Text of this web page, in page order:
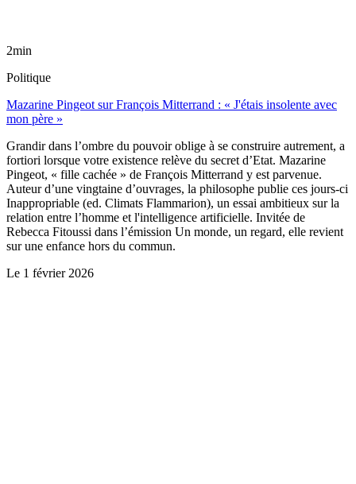
2min
Politique
Mazarine Pingeot sur François Mitterrand : « J'étais insolente avec
mon père »
Grandir dans l’ombre du pouvoir oblige à se construire autrement, a
fortiori lorsque votre existence relève du secret d’Etat. Mazarine
Pingeot, « fille cachée » de François Mitterrand y est parvenue.
Auteur d’une vingtaine d’ouvrages, la philosophe publie ces jours-ci
Inappropriable (ed. Climats Flammarion), un essai ambitieux sur la
relation entre l’homme et l'intelligence artificielle. Invitée de
Rebecca Fitoussi dans l’émission Un monde, un regard, elle revient
sur une enfance hors du commun.
Le 1 février 2026